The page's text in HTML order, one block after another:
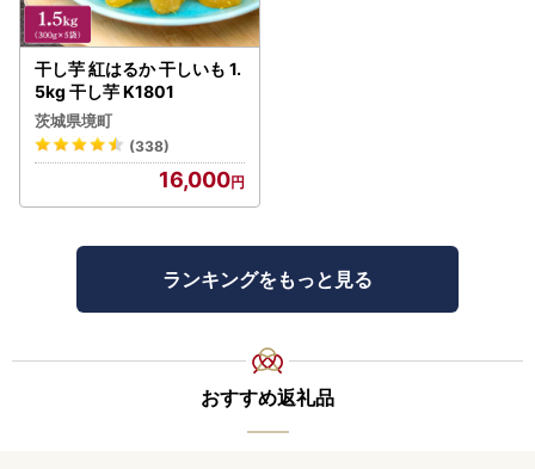
干し芋 紅はるか 干しいも 1.
5kg 干し芋 K1801
茨城県境町
(338)
16,000
ランキングをもっと見る
おすすめ返礼品